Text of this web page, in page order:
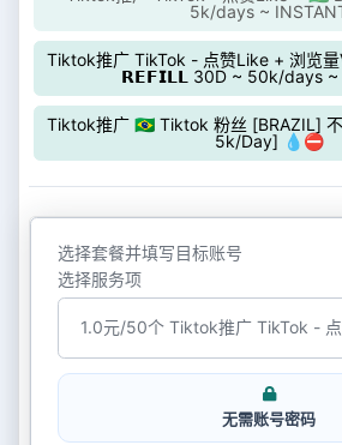
5k/days ~
Tiktok推广 TikTok - 点赞Like + 浏览
𝗥𝗘𝗙𝗜𝗟𝗟 30D ~ 50k/days ~
Tiktok推广 🇧🇷 Tiktok 粉丝 [BRAZIL]
5k/Day] 💧⛔️
选择套餐并填写目标账号
选择服务项
无需账号密码